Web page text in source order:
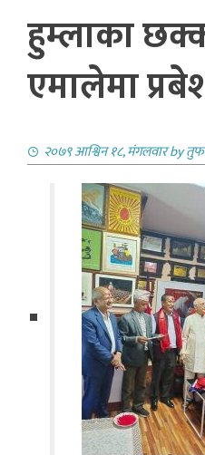
हुम्लाका
एमालेमा
२०७९ आश्विन १८, मंगलवारby